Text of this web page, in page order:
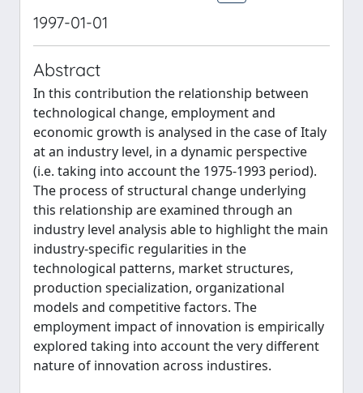
1997-01-01
Abstract
In this contribution the relationship between
technological change, employment and
economic growth is analysed in the case of Italy
at an industry level, in a dynamic perspective
(i.e. taking into account the 1975-1993 period).
The process of structural change underlying
this relationship are examined through an
industry level analysis able to highlight the main
industry-specific regularities in the
technological patterns, market structures,
production specialization, organizational
models and competitive factors. The
employment impact of innovation is empirically
explored taking into account the very different
nature of innovation across industires.